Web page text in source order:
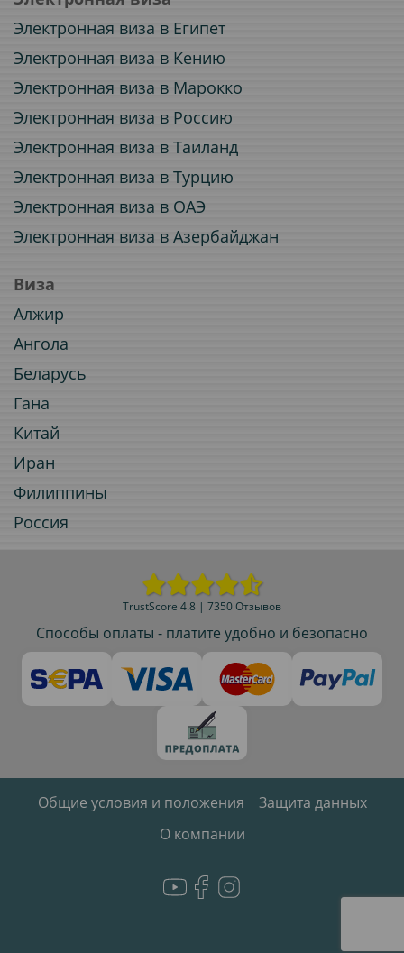
Электронная виза в Египет
Электронная виза в Кению
Электронная виза в Марокко
Электронная виза в Россию
Электронная виза в Таиланд
Электронная виза в Турцию
Электронная виза в ОАЭ
Электронная виза в Азербайджан
Виза
Алжир
Ангола
Беларусь
Гана
Китай
Иран
Филиппины
Россия
TrustScore 4.8 | 7350 Отзывов
Способы оплаты - платите удобно и безопасно
Общие условия и положения
Защита данных
О компании